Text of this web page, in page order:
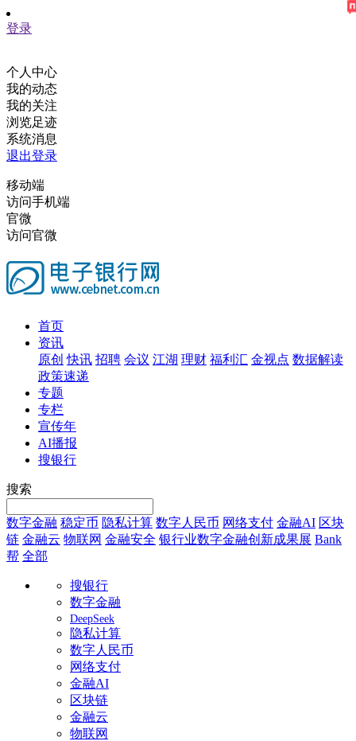
登录
个人中心
我的动态
我的关注
浏览足迹
系统消息
退出登录
移动端
访问手机端
官微
访问官微
首页
资讯
原创 快讯 招聘 会议 江湖 理财 福利汇 金视点 数据解读
政策速递
专题
专栏
宣传年
AI播报
搜银行
搜索
数字金融 稳定币 隐私计算 数字人民币 网络支付 金融AI 区块
链 金融云 物联网 金融安全 银行业数字金融创新成果展 Bank
帮 全部
搜银行
数字金融
DeepSeek
隐私计算
数字人民币
网络支付
金融AI
区块链
金融云
物联网